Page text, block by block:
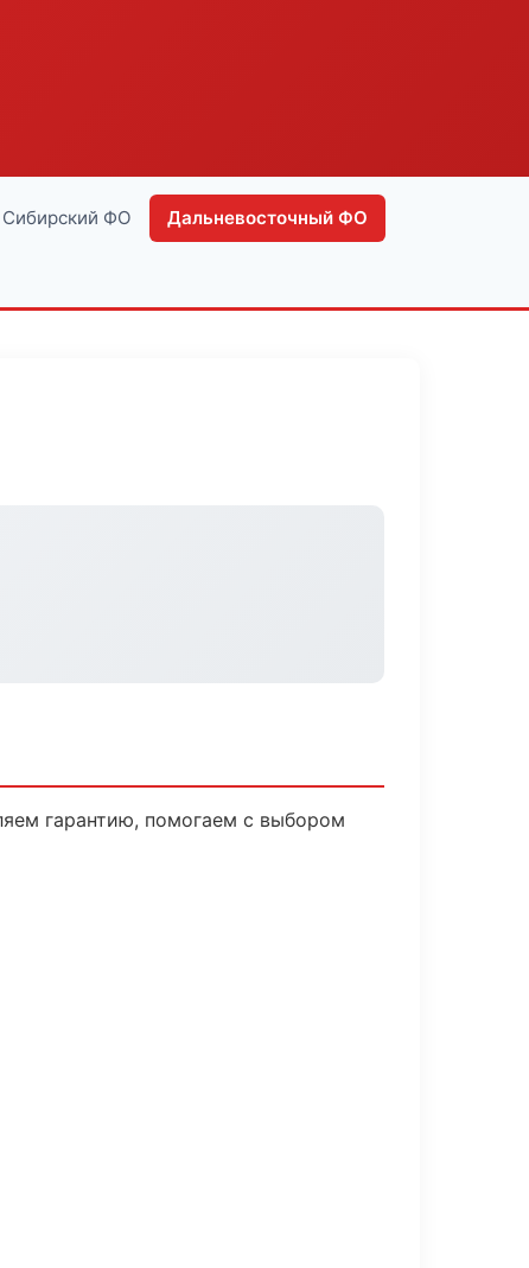
Сибирский ФО Дальневосточный ФО
гарантию, помогаем с выбором